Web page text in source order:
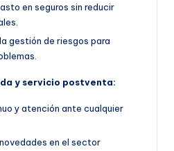
en seguros sin reducir
gestión de riesgos para
y servicio postventa:
y atención ante cualquier
en el sector